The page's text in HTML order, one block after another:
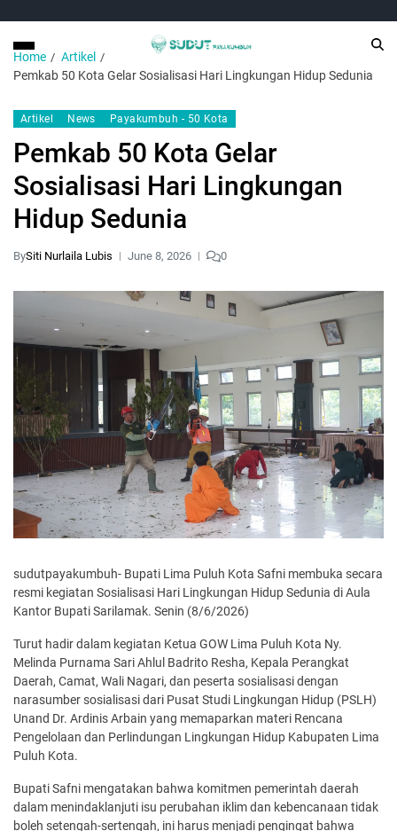
Home
Artikel
Pemkab 50 Kota Gelar Sosialisasi Hari Lingkungan Hidup Sedunia
Artikel News Payakumbuh - 50 Kota
Pemkab 50 Kota Gelar
Sosialisasi Hari Lingkungan
Hidup Sedunia
BySiti Nurlaila Lubis June 8, 2026 0
sudutpayakumbuh- Bupati Lima Puluh Kota Safni membuka secara
resmi kegiatan Sosialisasi Hari Lingkungan Hidup Sedunia di Aula
Kantor Bupati Sarilamak. Senin (8/6/2026)
Turut hadir dalam kegiatan Ketua GOW Lima Puluh Kota Ny.
Melinda Purnama Sari Ahlul Badrito Resha, Kepala Perangkat
Daerah, Camat, Wali Nagari, dan peserta sosialisasi dengan
narasumber sosialisasi dari Pusat Studi Lingkungan Hidup (PSLH)
Unand Dr. Ardinis Arbain yang memaparkan materi Rencana
Pengelolaan dan Perlindungan Lingkungan Hidup Kabupaten Lima
Puluh Kota.
Bupati Safni mengatakan bahwa komitmen pemerintah daerah
dalam menindaklanjuti isu perubahan iklim dan kebencanaan tidak
boleh setengah-sertengah, ini harus menjadi pengingat bahwa